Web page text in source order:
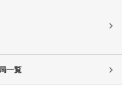
一覧